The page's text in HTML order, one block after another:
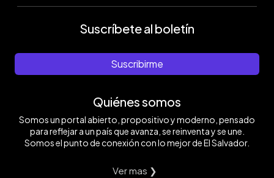
Suscríbete al boletín
Suscribirme
Quiénes somos
Somos un portal abierto, propositivo y moderno, pensado
para reflejar a un país que avanza, se reinventa y se une.
Somos el punto de conexión con lo mejor de El Salvador.
Ver mas ❯